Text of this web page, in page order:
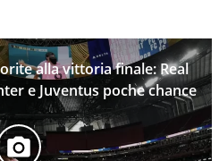
alla vittoria finale: Real
e Juventus poche chance